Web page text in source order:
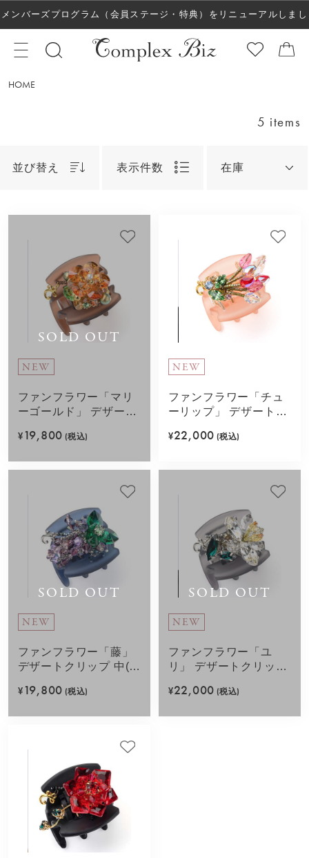
メンバーズプログラム（会員ステージ・特典）をリニューアルしまし
た！
HOME
5 items
並び替え 表示件数 在庫
SOLD OUT
NEW
ファンフラワー「マリ
ーゴールド」 デザート
¥ 19,800 (税込)
NEW
ファンフラワー「チュ
ーリップ」 デザートク
¥22,000 (税込)
SOLD OUT
NEW
ファンフラワー「藤」
デザートクリップ 中(パ
¥ 19,800 (税込)
SOLD OUT
NEW
ファンフラワー「ユ
リ」 デザートクリップ
¥22,000 (税込)